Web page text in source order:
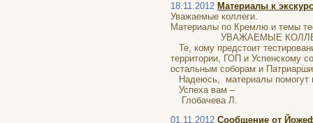
18.11.2012 Материалы к
Уважаемые коллеги.
Материалы по Кремлю и темы
УВАЖАЕМЫЕ
Те, кому предстоит
территории, ГОП и Успенскому
остальным соборам и
Надеюсь, материалы помогут
Успеха вам –
01.11.2012 Сообщение от